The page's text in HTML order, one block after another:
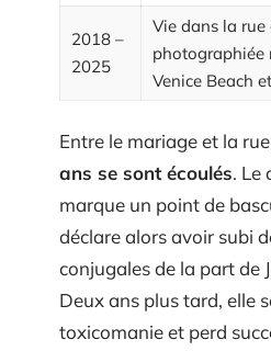
2018 –
2025
Vie dans la rue
photographiée
Venice Beach
Entre le mariage et la
ans se sont écoulés. Le
marque un point de
déclare alors avoir subi
conjugales de la part de
Deux ans plus tard, elle
toxicomanie et perd